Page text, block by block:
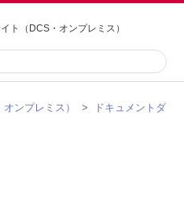
ト（DCS・オンプレミス）
ンプレミス）
ドキュメントダ